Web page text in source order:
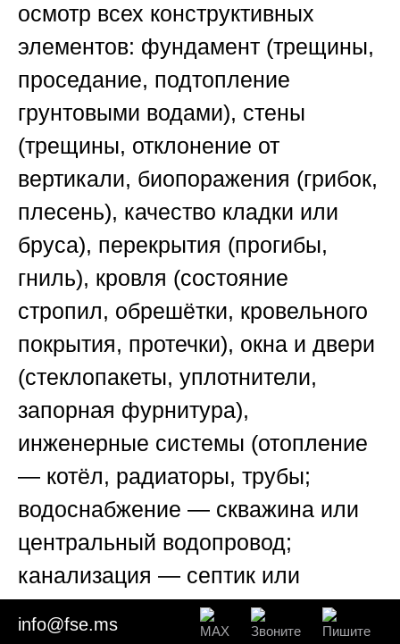
осмотр всех конструктивных
элементов: фундамент (трещины,
проседание, подтопление
грунтовыми водами), стены
(трещины, отклонение от
вертикали, биопоражения (грибок,
плесень), качество кладки или
бруса), перекрытия (прогибы,
гниль), кровля (состояние
стропил, обрешётки, кровельного
покрытия, протечки), окна и двери
(стеклопакеты, уплотнители,
запорная фурнитура),
инженерные системы (отопление
— котёл, радиаторы, трубы;
водоснабжение — скважина или
центральный водопровод;
канализация — септик или
центральная; электрика — щиток,
info@fse.ms